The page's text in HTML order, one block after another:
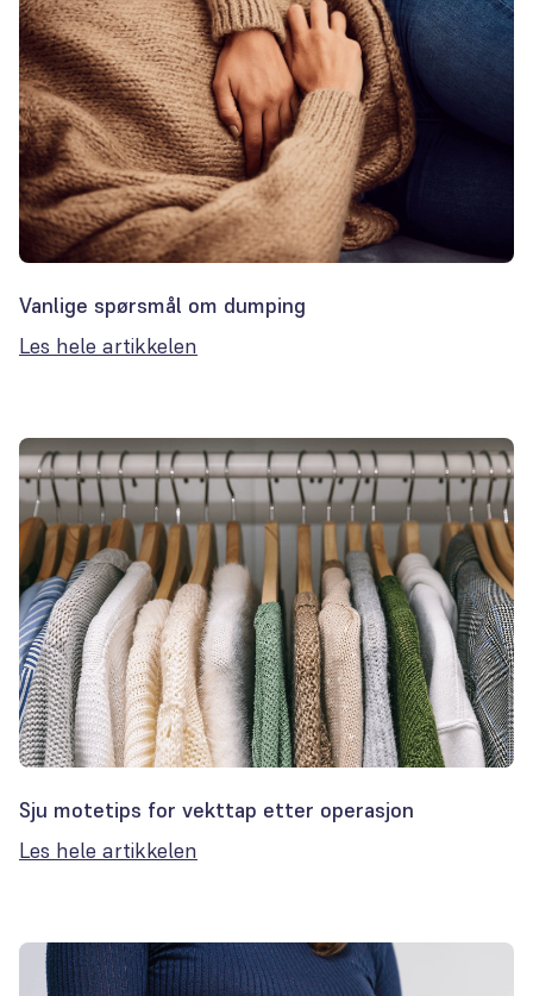
Vanlige spørsmål om dumping
Les hele artikkelen
Sju motetips for vekttap etter operasjon
Les hele artikkelen